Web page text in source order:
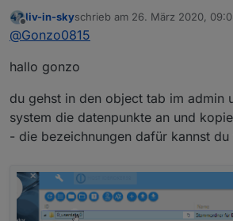
Klasse und würde es gerne
Aber ich steh total auf dem
list itemein datenpunkt
selbst-angelegten-
kann auf wunsch
kann auch in iQontrol
werden und als anzeige
einzutragen
list itemein datenpunkt
devices mit alarm (im
Danke für die Hilfe
Offline
liv-in-skyschrieb am 26. März 2020,
zuletzt editiert von liv-in-sky
@Gonzo0815
hallo gonzo
du gehst in den object tab im admin
system die datenpunkte an und
- die bezeichnungen dafür kannst du